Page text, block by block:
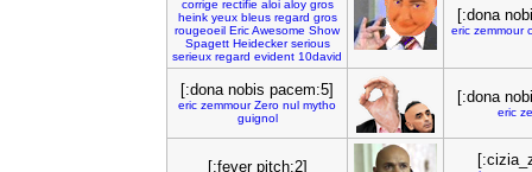
corrige rectifie aloi aloy gros
heink yeux bleus regard gros
rougeoeil EricAwesome Show
Spagett Heidecker serious
serieux regard evident 10david
[:dona
eric zemmour
[:dona nobis pacem:5]
eric zemmour Zero nul mytho
guignol
[:dona
eric
[:fever pitch:2]